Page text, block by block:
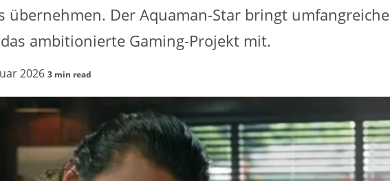
übernehmen. Der Aquaman-Star bringt umfangreiche
ambitionierte Gaming-Projekt mit.
2026 3 min read